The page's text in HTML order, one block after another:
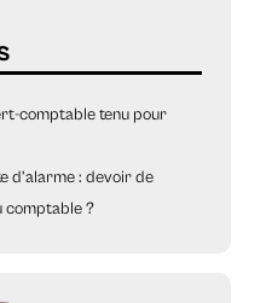
comptable tenu pour
d’alarme : devoir de
comptable ?